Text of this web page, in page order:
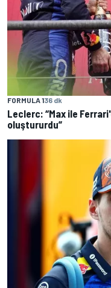
FORMULA 136 dk
Leclerc: “Max ile
oluştururdu”